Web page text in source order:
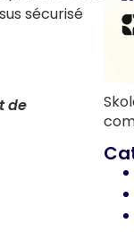
sécurisé
de